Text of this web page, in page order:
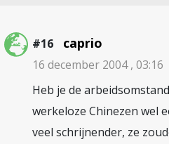
#16 caprio
16 december 2004 , 03:16
Heb je de
werkeloze Chinezen wel
veel schrijnender, ze